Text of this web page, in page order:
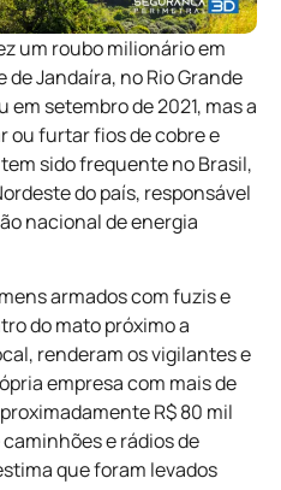
um roubo milionário em
Jandaíra, no Rio Grande
setembro de 2021, mas a
ou furtar fios de cobre e
sido frequente no Brasil,
do país, responsável
nacional de energia
armados com fuzis e
do mato próximo a
renderam os vigilantes e
empresa com mais de
R$ 80 mil
e rádios de
que foram levados